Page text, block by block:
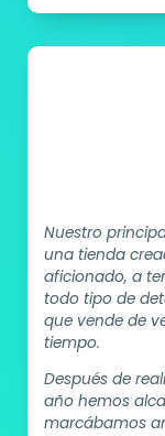
Nuestro
una tienda
aficionado, a
todo tipo de
que vende de
tiempo.
Después de
año hemos
marcábamos